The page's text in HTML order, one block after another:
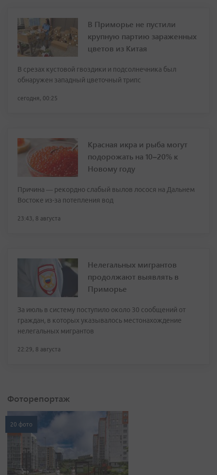
В Приморье не пустили
крупную партию зараженных
цветов из Китая
В срезах кустовой гвоздики и подсолнечника был
обнаружен западный цветочный трипс
сегодня, 00:25
Красная икра и рыба могут
подорожать на 10–20% к
Новому году
Причина — рекордно слабый вылов лосося на Дальнем
Востоке из-за потепления вод
23:43, 8 августа
Нелегальных мигрантов
продолжают выявлять в
Приморье
За июль в систему поступило около 30 сообщений от
граждан, в которых указывалось местонахождение
нелегальных мигрантов
22:29, 8 августа
Фоторепортаж
20 фото